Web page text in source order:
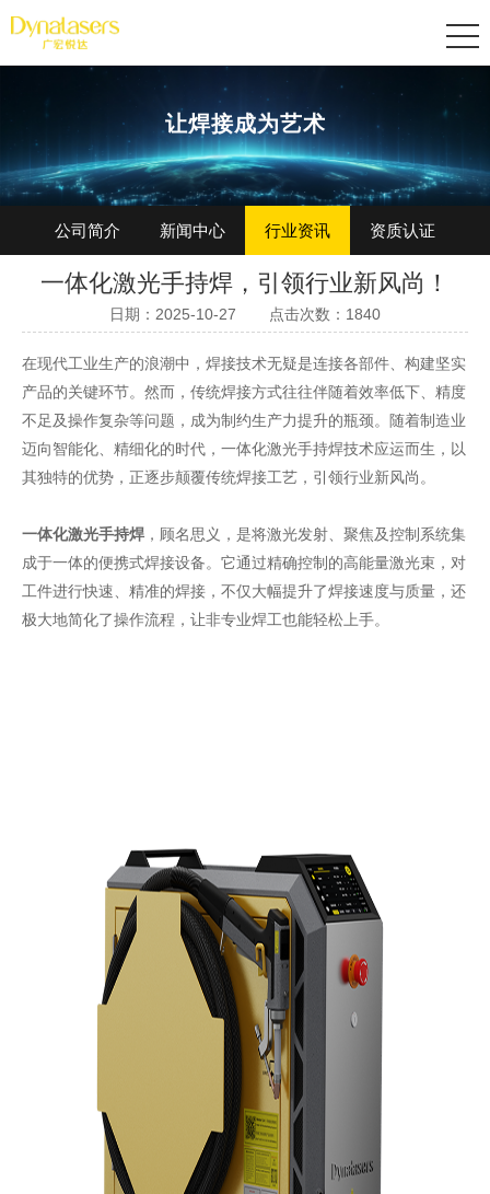
让焊接成为艺术
公司简介 新闻中心 行业资讯 资质认证
加入我们
一体化激光手持焊，引领行业新风尚！
日期：2025-10-27 点击次数：1840
在现代工业生产的浪潮中，焊接技术无疑是连接各部件、构建坚实
产品的关键环节。然而，传统焊接方式往往伴随着效率低下、精度
不足及操作复杂等问题，成为制约生产力提升的瓶颈。随着制造业
迈向智能化、精细化的时代，一体化激光手持焊技术应运而生，以
其独特的优势，正逐步颠覆传统焊接工艺，引领行业新风尚。
一体化激光手持焊，顾名思义，是将激光发射、聚焦及控制系统集
成于一体的便携式焊接设备。它通过精确控制的高能量激光束，对
工件进行快速、精准的焊接，不仅大幅提升了焊接速度与质量，还
极大地简化了操作流程，让非专业焊工也能轻松上手。